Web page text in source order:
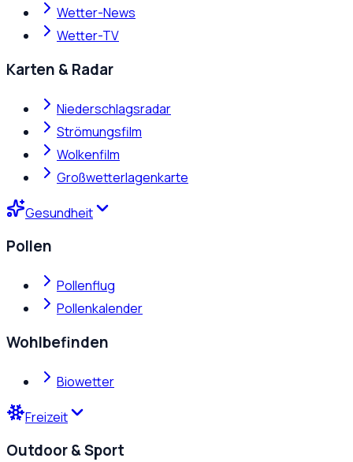
Wetter-News
Wetter-TV
Karten & Radar
Niederschlagsradar
Strömungsfilm
Wolkenfilm
Großwetterlagenkarte
Gesundheit
Pollen
Pollenflug
Pollenkalender
Wohlbefinden
Biowetter
Freizeit
Outdoor & Sport